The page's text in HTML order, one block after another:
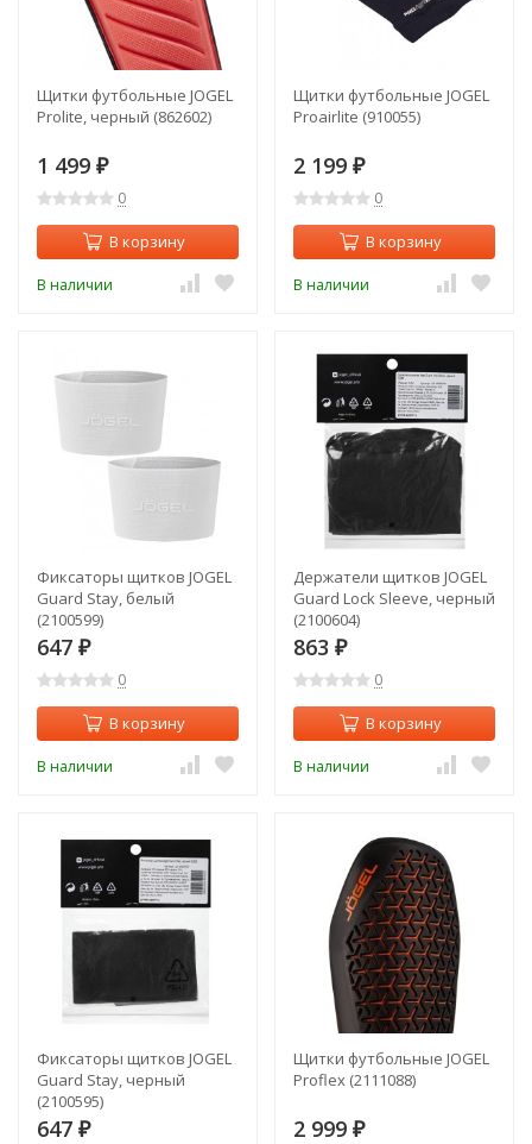
Щитки футбольные JOGEL
Prolite, черный (862602)
1 499 ₽
0
В корзину
В наличии
Щитки футбольные JOGEL
Proairlite (910055)
2 199 ₽
0
В корзину
В наличии
Фиксаторы щитков JOGEL
Guard Stay, белый
(2100599)
647 ₽
0
В корзину
В наличии
Держатели щитков JOGEL
Guard Lock Sleeve, черный
(2100604)
863 ₽
0
В корзину
В наличии
Фиксаторы щитков JOGEL
Guard Stay, черный
(2100595)
647 ₽
Щитки футбольные JOGEL
Proflex (2111088)
2 999 ₽